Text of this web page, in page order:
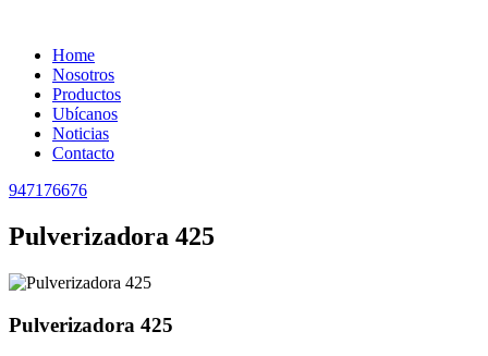
Home
Nosotros
Productos
Ubícanos
Noticias
Contacto
947176676
Pulverizadora 425
Pulverizadora 425